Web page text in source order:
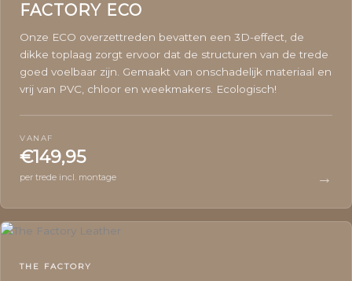
FACTORY ECO
Onze ECO overzettreden bevatten een 3D-effect, de
dikke toplaag zorgt ervoor dat de structuren van de trede
goed voelbaar zijn. Gemaakt van onschadelijk materiaal en
vrij van PVC, chloor en weekmakers. Ecologisch!
VANAF
€149,95
per trede incl. montage →
THE FACTORY